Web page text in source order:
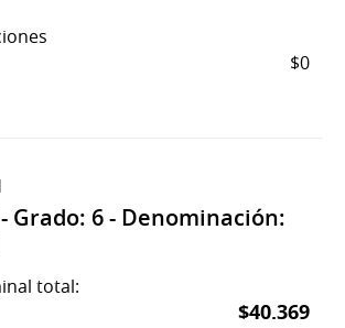
$0
Grado: 6 - Denominación:
total:
$40.369